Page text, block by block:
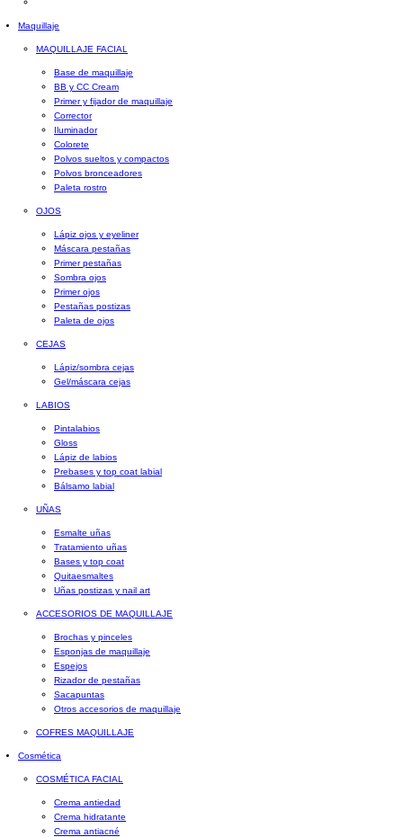
Maquillaje
MAQUILLAJE FACIAL
Base de maquillaje
BB y CC Cream
Primer y fijador de maquillaje
Corrector
Iluminador
Colorete
Polvos sueltos y compactos
Polvos bronceadores
Paleta rostro
OJOS
Lápiz ojos y eyeliner
Máscara pestañas
Primer pestañas
Sombra ojos
Primer ojos
Pestañas postizas
Paleta de ojos
CEJAS
Lápiz/sombra cejas
Gel/máscara cejas
LABIOS
Pintalabios
Gloss
Lápiz de labios
Prebases y top coat labial
Bálsamo labial
UÑAS
Esmalte uñas
Tratamiento uñas
Bases y top coat
Quitaesmaltes
Uñas postizas y nail art
ACCESORIOS DE MAQUILLAJE
Brochas y pinceles
Esponjas de maquillaje
Espejos
Rizador de pestañas
Sacapuntas
Otros accesorios de maquillaje
COFRES MAQUILLAJE
Cosmética
COSMÉTICA FACIAL
Crema antiedad
Crema hidratante
Crema antiacné